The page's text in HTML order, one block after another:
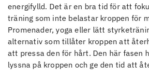
energifylld. Det är en bra tid för att
träning som inte belastar kroppen för
Promenader, yoga eller lätt
alternativ som tillåter kroppen att
att pressa den för hårt. Den här fasen
lyssna på kroppen och ge den tid att